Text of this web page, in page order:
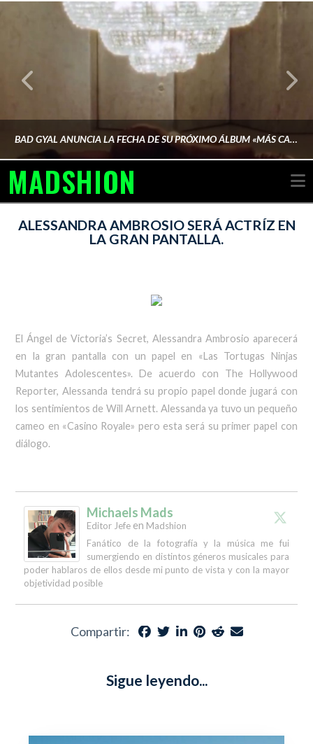
BAD GYAL ANUNCIA LA FECHA DE SU PRÓXIMO ÁLBUM «MÁS CARA»
MADSHION
ALESSANDRA AMBROSIO SERÁ ACTRÍZ EN
LA GRAN PANTALLA.
El Ángel de Victoria’s Secret, Alessandra Ambrosio aparecerá
en la gran pantalla con un papel en «Las Tortugas Ninjas
Mutantes Adolescentes». De acuerdo con The Hollywood
Reporter, Alessanda tendrá su propio papel donde jugará con
los sentimientos de Will Arnett. Alessanda ya tuvo un pequeño
cameo en «Casino Royale» pero esta será su primer papel con
diálogo.
Michaels Mads
Editor Jefe en Madshion
Fanático de la fotografía y la música me fui
sumergiendo en distintos géneros musicales para
poder hablaros de ellos desde mi punto de vista y con la mayor
objetividad posible
Compartir:
Sigue leyendo...